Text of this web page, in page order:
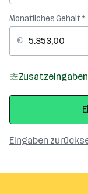
Monatliches Gehalt *
Eingaben